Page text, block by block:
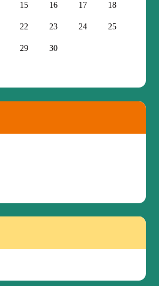
15 16 17 18
22 23 24 25
29 30